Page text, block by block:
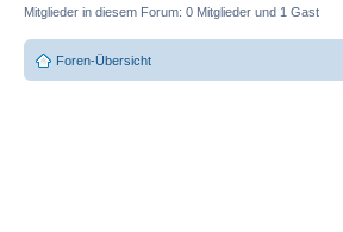
Mitglieder in diesem Forum: 0 Mitglieder und 1 Gast
Foren-Übersicht